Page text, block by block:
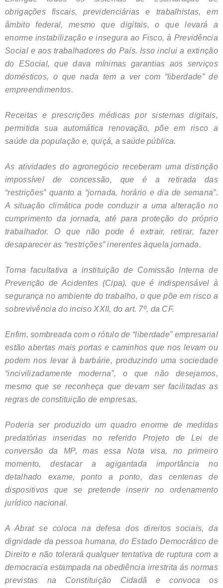
obrigações fiscais, previdenciárias e trabalhistas, em
âmbito federal, mesmo que digitais, o que levará a
enorme instabilização e insegura ao Fisco, à Previdência
Social e aos trabalhadores do País. Isso inclui a extinção
do ESocial, que dava mínimas garantias aos serviços
domésticos, o que nada tem a ver com “liberdade” de
empreendimentos.
Receitas e prescrições médicas por sistemas digitais,
permitida sua automática renovação, põe em risco a
saúde da população e, quiçá, a saúde pública.
As atividades do agronegócio receberam uma distinção
impossível de concessão, que é a retirada das
“restrições” quanto a “jornada, horário e dia de semana”.
A situação climática pode conduzir a uma alteração no
cumprimento da jornada, até para proteção do próprio
trabalhador. O que não pode é extrair, retirar, fazer
desaparecer as “restrições” inerentes àquela jornada.
Torna facultativa a instituição de Comissão Interna de
Prevenção de Acidentes (Cipa), que é indispensável à
segurança no ambiente do trabalho, o que põe em risco a
sobrevivência do inciso XXII, do art. 7º, da CF.
Enfim, sombreada com o rótulo de “liberdade” empresarial
estão abertas mais portas e caminhos que nos levam ou
podem nos levar à barbárie, produzindo uma sociedade
“incivilizadamente moderna”, o que não desejamos,
mesmo que se reconheça que devam ser facilitadas as
regras de constituição de empresas.
Poderia ser produzido um quadro enorme de medidas
predatórias inseridas no referido Projeto de Lei de
conversão da MP, mas essa Nota visa, no primeiro
momento, destacar a agigantada importância no
detalhado exame, ponto a ponto, das centenas de
dispositivos que se pretende inserir no ordenamento
jurídico nacional.
A Abrat se coloca na defesa dos direitos sociais, da
dignidade da pessoa humana, do Estado Democrático de
Direito e não tolerará qualquer tentativa de ruptura com a
democracia estampada na obediência irrestrita ás normas
previstas na Constituição Cidadã e convoca os